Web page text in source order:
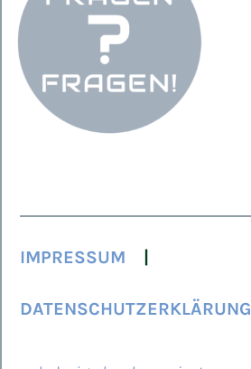
IMPRESSUM
DATENSCHUTZERKLÄRUNG